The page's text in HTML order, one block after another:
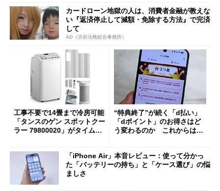
カードローン地獄の人は、消費者金融が教えな
い『返済停止して減額・免除する方法』で完済
して
AD（渋谷法務総合事務所）
工事不要で14畳まで冷房可能
「タンスのゲン スポットクー
ラー 79800020」がタイムセ
“特典終了”が続く「d払い」
「dポイント」のお得さはど
う変わるのか これからは
「iPhone Air」本音レビュー：使って分かっ
た「バッテリーの持ち」と「ケース選び」の悩
ましさ